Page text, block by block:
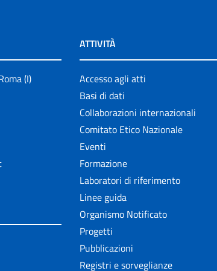
(I)
ATTIVITÀ
Accesso agli atti
Basi di dati
Collaborazioni internazionali
Comitato Etico Nazionale
Eventi
Formazione
Laboratori di riferimento
Linee guida
Organismo Notificato
Progetti
Pubblicazioni
Registri e sorveglianze